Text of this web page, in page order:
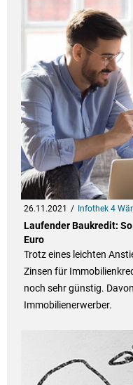
26.11.2021 Infothek 4
Laufender Baukredit:
Euro
Trotz eines leichten
Zinsen für
noch sehr günstig.
Immobilienerwerber.